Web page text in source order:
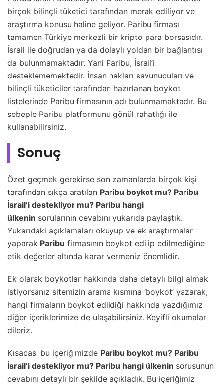
birçok bilinçli tüketici tarafından merak ediliyor ve
araştırma konusu haline geliyor. Paribu firması
tamamen Türkiye merkezli bir kripto para borsasıdır.
İsrail ile doğrudan ya da dolaylı yoldan bir bağlantısı
da bulunmamaktadır. Yani Paribu, İsrail’i
desteklememektedir. İnsan hakları savunucuları ve
bilinçli tüketiciler tarafından hazırlanan boykot
listelerinde Paribu firmasının adı bulunmamaktadır. Bu
sebeple Paribu platformunu gönül rahatlığı ile
kullanabilirsiniz.
Sonuç
Özet geçmek gerekirse son zamanlarda birçok kişi
tarafından sıkça aratılan Paribu boykot mu? Paribu
İsrail’i destekliyor mu? Paribu hangi
ülkenin sorularının cevabını yukarıda paylaştık.
Yukarıdaki açıklamaları okuyup ve ek araştırmalar
yaparak Paribu firmasının boykot edilip edilmediğine
etik değerler altında karar vermeniz önemlidir.
Ek olarak boykotlar hakkında daha detaylı bilgi almak
istiyorsanız sitemizin arama kısmına ‘boykot’ yazarak,
hangi firmaların boykot edildiği hakkında yazdığımız
diğer içeriklerimize de ulaşabilirsiniz. Keyifli okumalar
dileriz.
Kısacası bu içeriğimizde Paribu boykot mu? Paribu
İsrail’i destekliyor mu? Paribu hangi ülkenin sorusunun
cevabını detaylı bir şekilde açıkladık. Bu içeriğimiz